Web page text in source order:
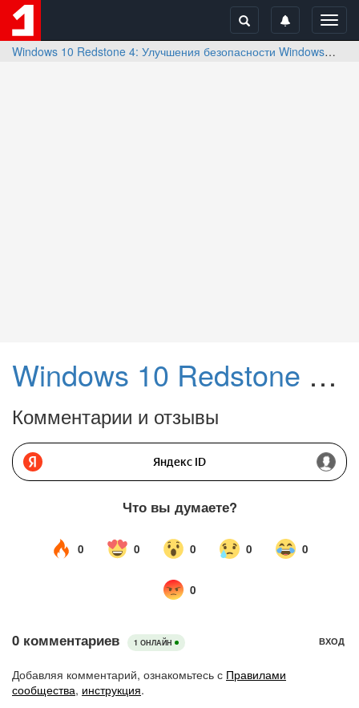
Windows 10 Redstone 4: Улучшения безопасности Windows
Windows 10 Redstone 4: Улучшения безопасности Windows
Комментарии и отзывы